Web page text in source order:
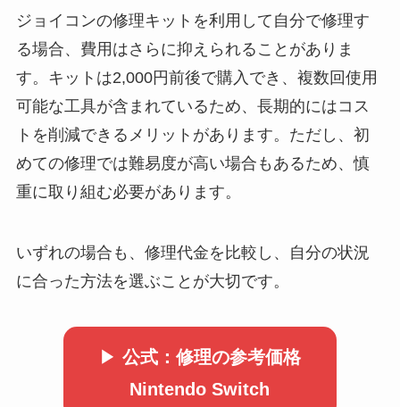
ジョイコンの修理キットを利用して自分で修理す
る場合、費用はさらに抑えられることがありま
す。キットは2,000円前後で購入でき、複数回使用
可能な工具が含まれているため、長期的にはコス
トを削減できるメリットがあります。ただし、初
めての修理では難易度が高い場合もあるため、慎
重に取り組む必要があります。
いずれの場合も、修理代金を比較し、自分の状況
に合った方法を選ぶことが大切です。
▶ 公式：修理の参考価格
Nintendo Switch